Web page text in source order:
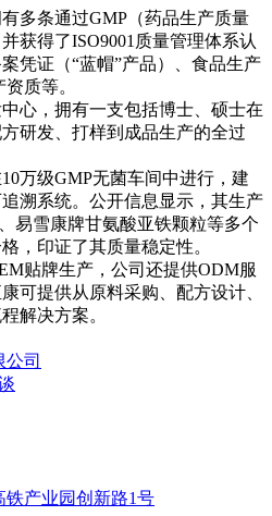
多条通过GMP（药品生产质量
获得了ISO9001质量管理体系认
凭证（“蓝帽”产品）、食品生产
质等。
心，拥有一支包括博士、硕士在
研发、打样到成品生产的全过
万级GMP无菌车间中进行，建
溯系统。公开信息显示，其生产
易雪康牌甘氨酸亚铁颗粒等多个
，印证了其质量稳定性。
贴牌生产，公司还提供ODM服
可提供从原料采购、配方设计、
解决方案。
司
铁产业园创新路1号